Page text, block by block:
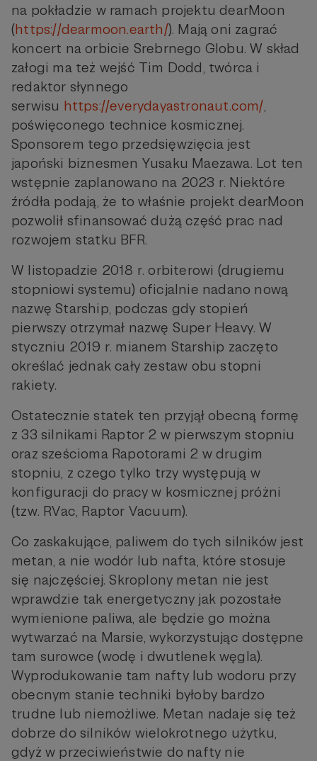
na pokładzie w ramach projektu dearMoon
(https://dearmoon.earth/). Mają oni zagrać
koncert na orbicie Srebrnego Globu. W skład
załogi ma też wejść Tim Dodd, twórca i
redaktor słynnego
serwisu https://everydayastronaut.com/
poświęconego technice kosmicznej.
Sponsorem tego przedsięwzięcia jest
japoński biznesmen Yusaku Maezawa. Lot ten
wstępnie zaplanowano na 2023 r. Niektóre
źródła podają, że to właśnie projekt dearMoon
pozwolił sfinansować dużą część prac nad
rozwojem statku BFR.
W listopadzie 2018 r. orbiterowi (drugiemu
stopniowi systemu) oficjalnie nadano nową
nazwę Starship, podczas gdy stopień
pierwszy otrzymał nazwę Super Heavy. W
styczniu 2019 r. mianem Starship zaczęto
określać jednak cały zestaw obu stopni
rakiety.
Ostatecznie statek ten przyjął obecną formę
z 33 silnikami Raptor 2 w pierwszym stopniu
oraz sześcioma Rapotorami 2 w drugim
stopniu, z czego tylko trzy występują w
konfiguracji do pracy w kosmicznej próżni
(tzw. RVac, Raptor Vacuum).
Co zaskakujące, paliwem do tych silników jest
metan, a nie wodór lub nafta, które stosuje
się najczęściej. Skroplony metan nie jest
wprawdzie tak energetyczny jak pozostałe
wymienione paliwa, ale będzie go można
wytwarzać na Marsie, wykorzystując dostępne
tam surowce (wodę i dwutlenek węgla).
Wyprodukowanie tam nafty lub wodoru przy
obecnym stanie techniki byłoby bardzo
trudne lub niemożliwe. Metan nadaje się też
dobrze do silników wielokrotnego użytku,
gdyż w przeciwieństwie do nafty nie